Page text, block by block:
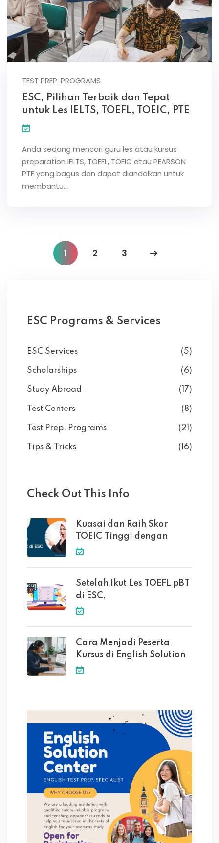
TEST PREP. PROGRAMS
ESC, Pilihan Terbaik dan Tepat
untuk Les IELTS, TOEFL, TOEIC, PTE
Anda sedang mencari guru les atau kursus
preparation IELTS, TOEFL, TOEIC atau PEARSON
PTE yang bagus dan dapat diandalkan untuk
membantu…
1 2 3
ESC Programs & Services
ESC Services (5)
Scholarships (6)
Study Abroad (17)
Test Centers (8)
Test Prep. Programs (21)
Tips & Tricks (16)
Check Out This Info
Kuasai dan Raih Skor
TOEIC Tinggi dengan
Setelah Ikut Les TOEFL pBT
di ESC,
Cara Menjadi Peserta
Kursus di English Solution